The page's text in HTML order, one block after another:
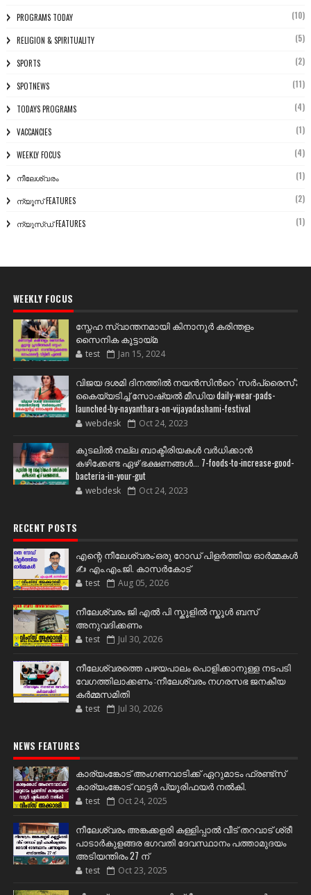
PROGRAMS TODAY (10)
RELIGION & SPIRITUALITY (5)
SPORTS (2)
SPOTNEWS (11)
TODAYS PROGRAMS (4)
VACCANCIES (1)
WEEKLY FOCUS (4)
നീലേശ്വരം (1)
ന്യൂസ് FEATURES (2)
ന്യൂസ്ഡ് FEATURES (1)
WEEKLY FOCUS
സ്നേഹ സ്വാന്തനമായി കിനാനൂർ കരിന്തളം
സൈനിക കൂട്ടായ്മ
test Jan 15, 2024
വിജയ ദശമി ദിനത്തില്‍ നയന്‍സിന്‍റെ 'സര്‍പ്രൈസ്';
കൈയ്യടിച്ച് സോഷ്യല്‍ മീഡിയ daily-wear-pads-
launched-by-nayanthara-on-vijayadashami-festival
webdesk Oct 24, 2023
കുടലിൽ നല്ല ബാക്ടീരിയകൾ വര്‍ധിക്കാന്‍
കഴിക്കേണ്ട ഏഴ് ഭക്ഷണങ്ങള്‍... 7-foods-to-increase-good-
bacteria-in-your-gut
webdesk Oct 24, 2023
RECENT POSTS
എന്റെ നീലേശ്വരം:ഒരു റോഡ് പിളർത്തിയ ഓർമ്മകൾ
✍️ എം.എം.ജി. കാസർകോട്
test Aug 05, 2026
നീലേശ്വരം ജി എൽ പി സ്കൂളിൽ സ്കൂൾ ബസ്
അനുവദിക്കണം
test Jul 30, 2026
നീലേശ്വരത്തെ പഴയപാലം പൊളിക്കാനുള്ള നടപടി
വേഗത്തിലാക്കണം :നീലേശ്വരം നഗരസഭ ജനകീയ
കർമ്മസമിതി
test Jul 30, 2026
NEWS FEATURES
കാര്യംങ്കോട് അംഗണവാടിക്ക് ഏറുമാടം ഫ്രണ്ട്സ്
കാര്യംങ്കോട് വാട്ടർ പ്യൂരിഫയർ നൽകി.
test Oct 24, 2025
നീലേശ്വരം അങ്കക്കളരി കള്ളിപ്പാൽ വീട് തറവാട് ശ്രീ
പാടാർകുളങ്ങര ഭഗവതി ദേവസ്ഥാനം പത്താമുദയം
അടിയന്തിരം 27 ന്
test Oct 23, 2025